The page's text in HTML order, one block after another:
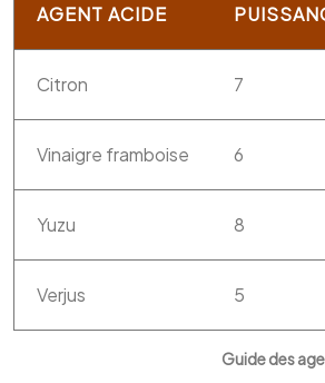
Guide des
AGENT ACIDE
Citron 7
Vinaigre framboise 6
Yuzu 8
Verjus 5